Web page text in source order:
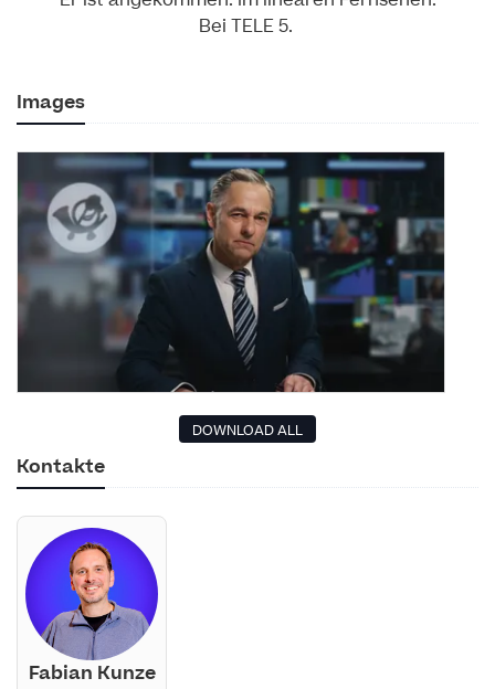
Bei TELE 5.
Images
DOWNLOAD ALL
Kontakte
Fabian Kunze